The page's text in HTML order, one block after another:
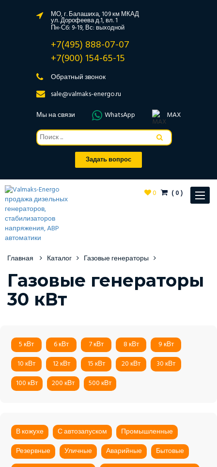
МО, г. Балашиха, 109 км МКАД
ул. Дорофеева д.1, вл. 1
Пн-Сб: 9-19, Вс: выходной
+7(495) 888-07-07
+7(900) 154-65-15
Обратный звонок
sale@valmaks-energo.ru
Мы на связи
WhatsApp MAX
Задать вопрос
Toggle
0 (0)
Главная Каталог Газовые генераторы
Газовые генераторы
30 кВт
5 кВт 6 кВт 7 кВт 8 кВт
9 кВт
10 кВт
12 кВт 15 кВт 20 кВт
30 кВт
100 кВт
200 кВт 500 кВт
В кожухе С автозапуском
Промышленные
Резервные
Уличные Аварийные
Бытовые